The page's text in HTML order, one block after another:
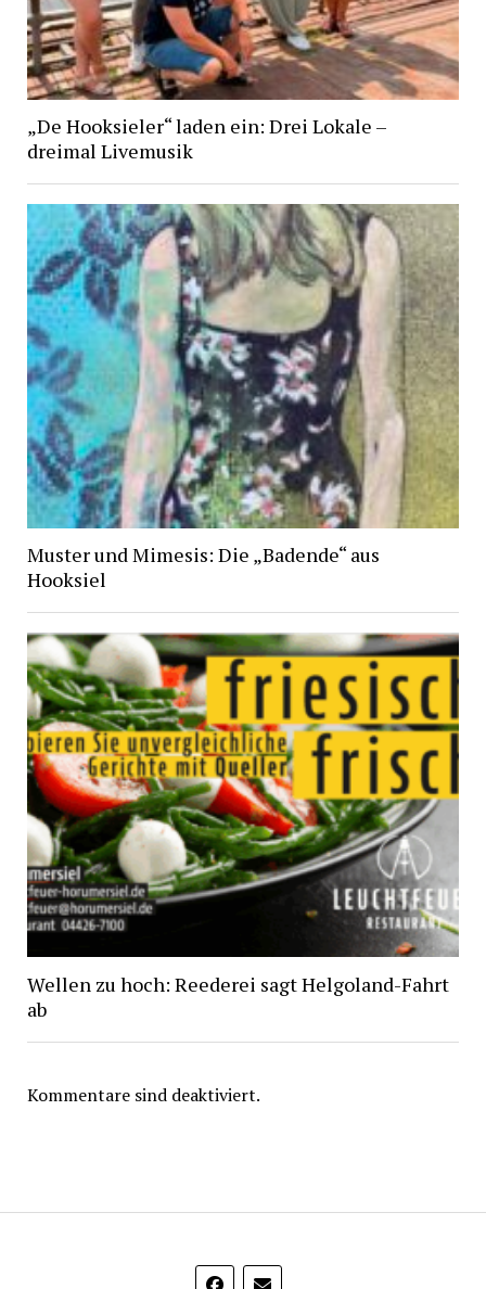
„De Hooksieler“ laden ein: Drei Lokale –
dreimal Livemusik
Muster und Mimesis: Die „Badende“ aus
Hooksiel
Wellen zu hoch: Reederei sagt Helgoland-Fahrt
ab
Kommentare sind deaktiviert.